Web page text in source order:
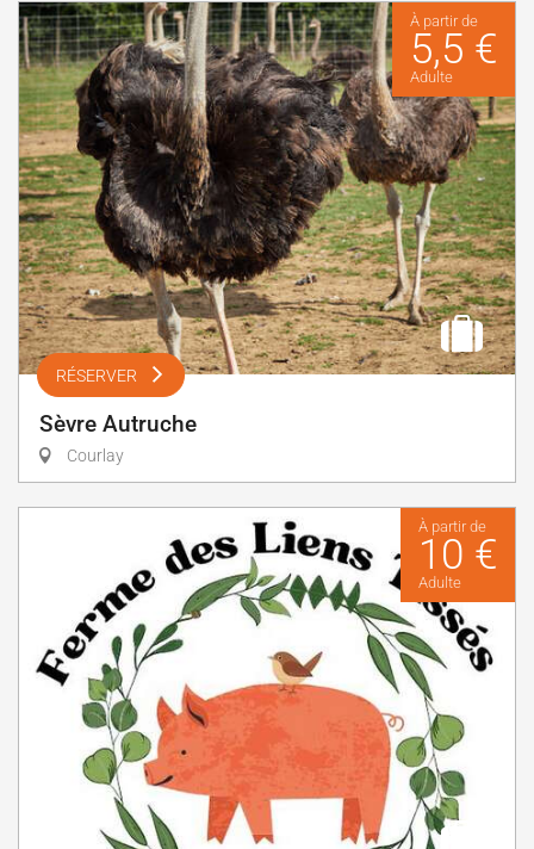
À partir de
5,5 €
Adulte
RÉSERVER
Sèvre Autruche
Courlay
À partir de
10 €
Adulte